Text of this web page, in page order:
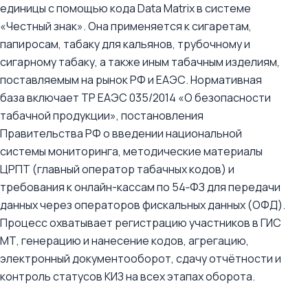
единицы с помощью кода Data Matrix в системе
«Честный знак». Она применяется к сигаретам,
папиросам, табаку для кальянов, трубочному и
сигарному табаку, а также иным табачным изделиям,
поставляемым на рынок РФ и ЕАЭС. Нормативная
база включает ТР ЕАЭС 035/2014 «О безопасности
табачной продукции», постановления
Правительства РФ о введении национальной
системы мониторинга, методические материалы
ЦРПТ (главный оператор табачных кодов) и
требования к онлайн-кассам по 54‑ФЗ для передачи
данных через операторов фискальных данных (ОФД).
Процесс охватывает регистрацию участников в ГИС
МТ, генерацию и нанесение кодов, агрегацию,
электронный документооборот, сдачу отчётности и
контроль статусов КИЗ на всех этапах оборота.